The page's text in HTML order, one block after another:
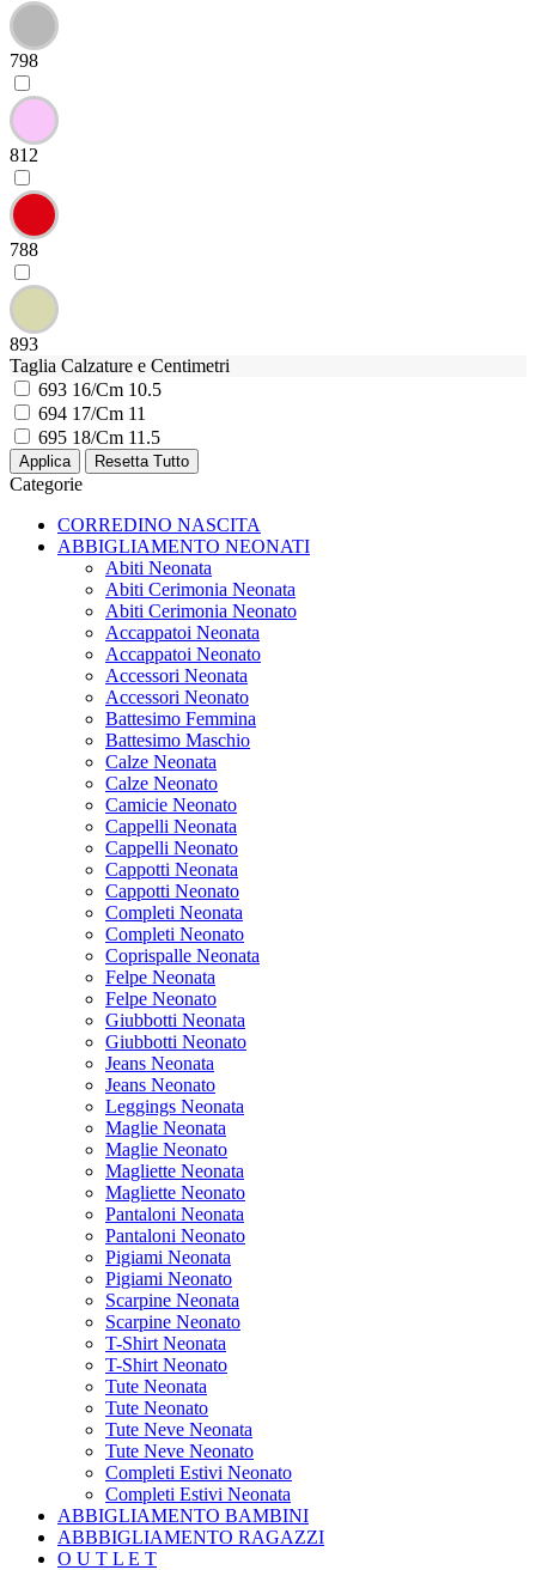
798
812
788
893
Taglia Calzature e Centimetri
693 16/Cm 10.5
694 17/Cm 11
695 18/Cm 11.5
Categorie
CORREDINO NASCITA
ABBIGLIAMENTO NEONATI
Abiti Neonata
Abiti Cerimonia Neonata
Abiti Cerimonia Neonato
Accappatoi Neonata
Accappatoi Neonato
Accessori Neonata
Accessori Neonato
Battesimo Femmina
Battesimo Maschio
Calze Neonata
Calze Neonato
Camicie Neonato
Cappelli Neonata
Cappelli Neonato
Cappotti Neonata
Cappotti Neonato
Completi Neonata
Completi Neonato
Coprispalle Neonata
Felpe Neonata
Felpe Neonato
Giubbotti Neonata
Giubbotti Neonato
Jeans Neonata
Jeans Neonato
Leggings Neonata
Maglie Neonata
Maglie Neonato
Magliette Neonata
Magliette Neonato
Pantaloni Neonata
Pantaloni Neonato
Pigiami Neonata
Pigiami Neonato
Scarpine Neonata
Scarpine Neonato
T-Shirt Neonata
T-Shirt Neonato
Tute Neonata
Tute Neonato
Tute Neve Neonata
Tute Neve Neonato
Completi Estivi Neonato
Completi Estivi Neonata
ABBIGLIAMENTO BAMBINI
ABBBIGLIAMENTO RAGAZZI
O U T L E T